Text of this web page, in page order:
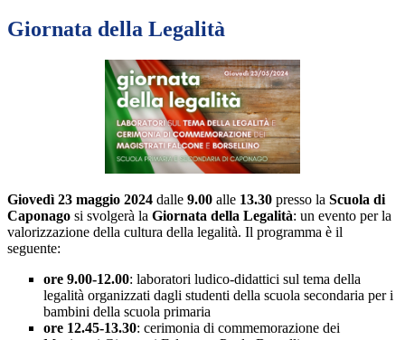
Giornata della Legalità
Giovedì 23 maggio 2024 dalle 9.00 alle 13.30 presso la Scuola di
Caponago si svolgerà la Giornata della Legalità: un evento per la
valorizzazione della cultura della legalità. Il programma è il
seguente:
ore 9.00-12.00: laboratori ludico-didattici sul tema della
legalità organizzati dagli studenti della scuola secondaria per i
bambini della scuola primaria
ore 12.45-13.30: cerimonia di commemorazione dei